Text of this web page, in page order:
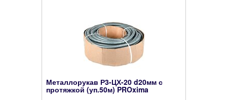
Металлорукав Р3-ЦХ-20 d20мм с
протяжкой (уп.50м) PROxima